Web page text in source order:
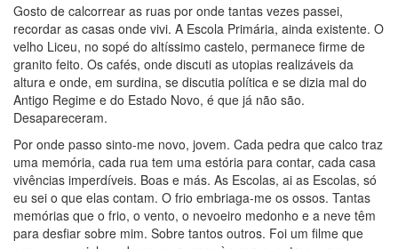
Gosto de calcorrear as ruas por onde tantas vezes passei,
recordar as casas onde vivi. A Escola Primária, ainda existente. O
velho Liceu, no sopé do altíssimo castelo, permanece firme de
granito feito. Os cafés, onde discuti as utopias realizáveis da
altura e onde, em surdina, se discutia política e se dizia mal do
Antigo Regime e do Estado Novo, é que já não são.
Desapareceram.
Por onde passo sinto-me novo, jovem. Cada pedra que calco traz
uma memória, cada rua tem uma estória para contar, cada casa
vivências imperdíveis. Boas e más. As Escolas, ai as Escolas, só
eu sei o que elas contam. O frio embriaga-me os ossos. Tantas
memórias que o frio, o vento, o nevoeiro medonho e a neve têm
para desfiar sobre mim. Sobre tantos outros. Foi um filme que